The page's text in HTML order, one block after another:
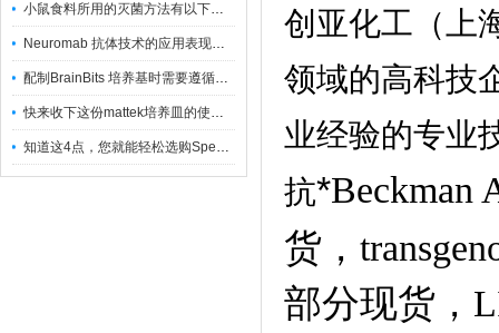
小鼠食料所用的灭菌方法有以下三种
Neuromab 抗体技术的应用表现在这几方面
配制BrainBits 培养基时需要遵循的原则
快来收下这份mattek培养皿的使用指南
知道这4点，您就能轻松选购Spectrum 膜
创亚化工（上
领域的高科技
业经验的专业
抗*Beckman
货，
部分现货，